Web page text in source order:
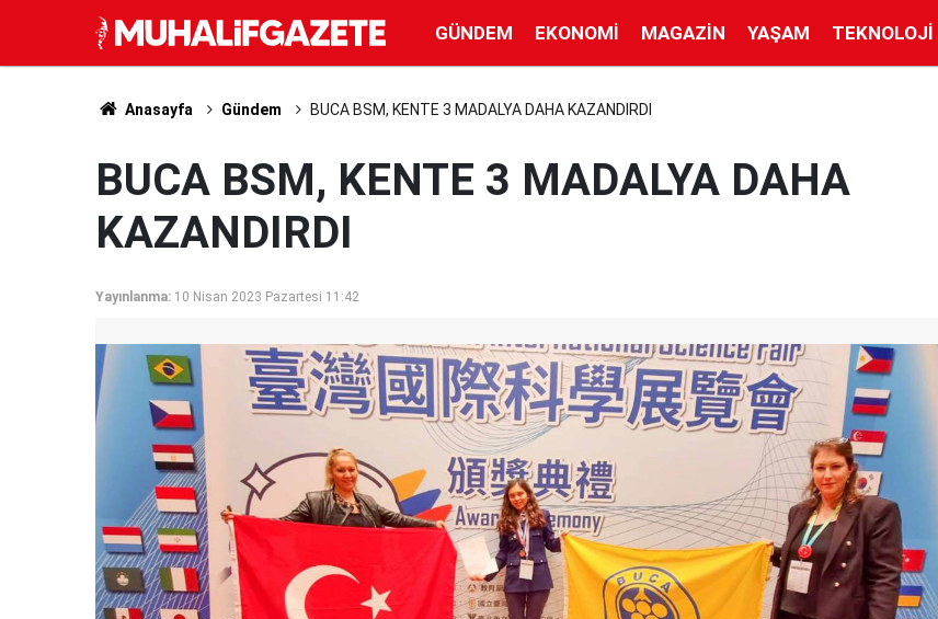
GÜNDEM EKONOMI MAGAZIN YAŞAM TEKNOLOJI
Anasayfa Gündem BUCA BSM, KENTE 3 MADALYA DAHA KAZANDIRDI
BUCA BSM, KENTE 3 MADALYA DAHA
KAZANDIRDI
Yayınlanma: 10 Nisan 2023 Pazartesi 11:42